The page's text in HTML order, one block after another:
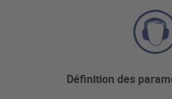
Définition des